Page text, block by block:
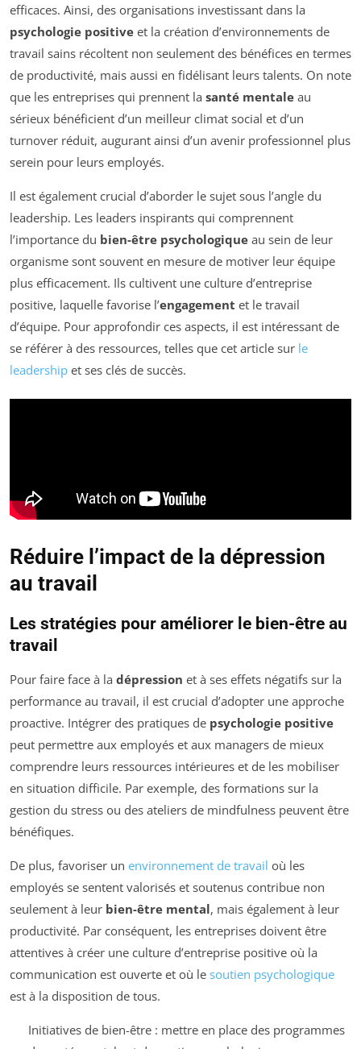
efficaces. Ainsi, des organisations investissant dans la
psychologie positive et la création d’environnements de
travail sains récoltent non seulement des bénéfices en termes
de productivité, mais aussi en fidélisant leurs talents. On note
que les entreprises qui prennent la santé mentale au
sérieux bénéficient d’un meilleur climat social et d’un
turnover réduit, augurant ainsi d’un avenir professionnel plus
serein pour leurs employés.
Il est également crucial d’aborder le sujet sous l’angle du
leadership. Les leaders inspirants qui comprennent
l’importance du bien-être psychologique au sein de leur
organisme sont souvent en mesure de motiver leur équipe
plus efficacement. Ils cultivent une culture d’entreprise
positive, laquelle favorise l’engagement et le travail
d’équipe. Pour approfondir ces aspects, il est intéressant de
se référer à des ressources, telles que cet article sur le
leadership et ses clés de succès.
Réduire l’impact de la dépression
au travail
Les stratégies pour améliorer le bien-être au
travail
Pour faire face à la dépression et à ses effets négatifs sur la
performance au travail, il est crucial d’adopter une approche
proactive. Intégrer des pratiques de psychologie positive
peut permettre aux employés et aux managers de mieux
comprendre leurs ressources intérieures et de les mobiliser
en situation difficile. Par exemple, des formations sur la
gestion du stress ou des ateliers de mindfulness peuvent être
bénéfiques.
De plus, favoriser un environnement de travail où les
employés se sentent valorisés et soutenus contribue non
seulement à leur bien-être mental, mais également à leur
productivité. Par conséquent, les entreprises doivent être
attentives à créer une culture d’entreprise positive où la
communication est ouverte et où le soutien psychologique
est à la disposition de tous.
Initiatives de bien-être : mettre en place des programmes